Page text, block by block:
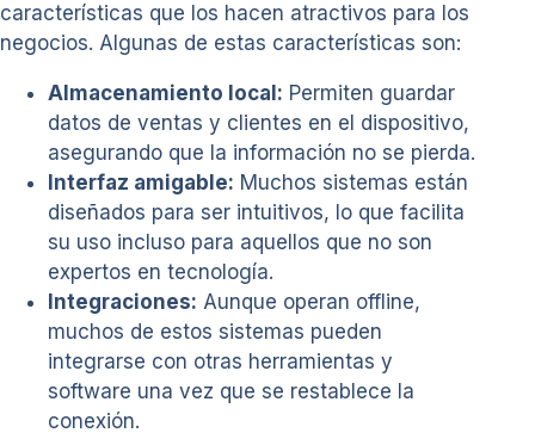
características que los hacen atractivos para los
negocios. Algunas de estas características son:
Almacenamiento local: Permiten guardar
datos de ventas y clientes en el dispositivo,
asegurando que la información no se pierda.
Interfaz amigable: Muchos sistemas están
diseñados para ser intuitivos, lo que facilita
su uso incluso para aquellos que no son
expertos en tecnología.
Integraciones: Aunque operan offline,
muchos de estos sistemas pueden
integrarse con otras herramientas y
software una vez que se restablece la
conexión.